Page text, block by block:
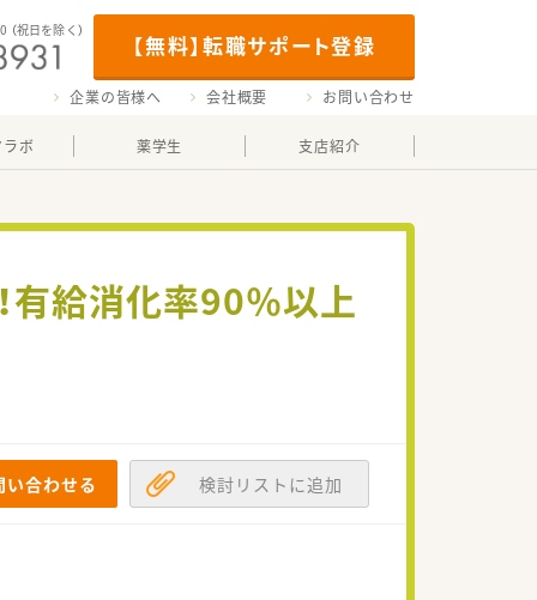
【無料】転職サポート登録
（祝日を除く）
企業の皆様へ 会社概要 お問い合わせ
ボ 薬学生 支店紹介
有給消化率90％以上
い合わせる 検討リストに追加